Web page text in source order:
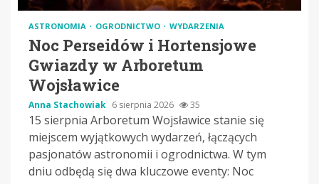
ASTRONOMIA OGRODNICTWO WYDARZENIA
Noc Perseidów i Hortensjowe
Gwiazdy w Arboretum
Wojsławice
Anna Stachowiak 6 sierpnia 2026 35
15 sierpnia Arboretum Wojsławice stanie się
miejscem wyjątkowych wydarzeń, łączących
pasjonatów astronomii i ogrodnictwa. W tym
dniu odbędą się dwa kluczowe eventy: Noc